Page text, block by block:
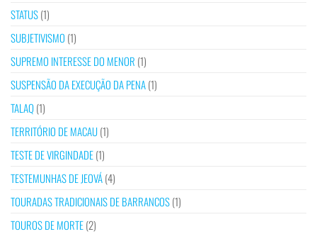
STATUS(1)
SUBJETIVISMO (1)
SUPREMO INTERESSE DO MENOR (1)
SUSPENSÃO DA EXECUÇÃO DA PENA(1)
TALAQ(1)
TERRITÓRIO DE MACAU(1)
TESTE DE VIRGINDADE(1)
TESTEMUNHAS DE JEOVÁ(4)
TOURADAS TRADICIONAIS DE BARRANCOS(1)
TOUROS DE MORTE(2)